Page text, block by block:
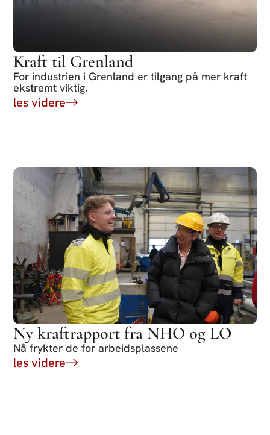
Kraft til Grenland
For industrien i Grenland er tilgang på mer kraft
ekstremt viktig.
les videre
Ny kraftrapport fra NHO og LO
Nå frykter de for arbeidsplassene
les videre